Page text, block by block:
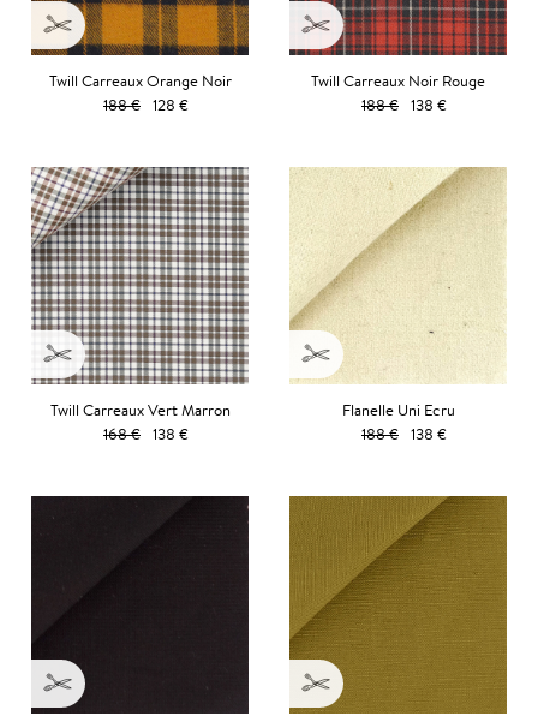
Twill Carreaux Orange Noir
188 € 128 €
Twill Carreaux Noir Rouge
188 € 138 €
Twill Carreaux Vert Marron
168 € 138 €
Flanelle Uni Ecru
188 € 138 €